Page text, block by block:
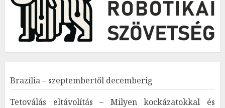
Brazília – szeptembertől decemberig
Tetoválás eltávolítás – Milyen kockázatokkal és